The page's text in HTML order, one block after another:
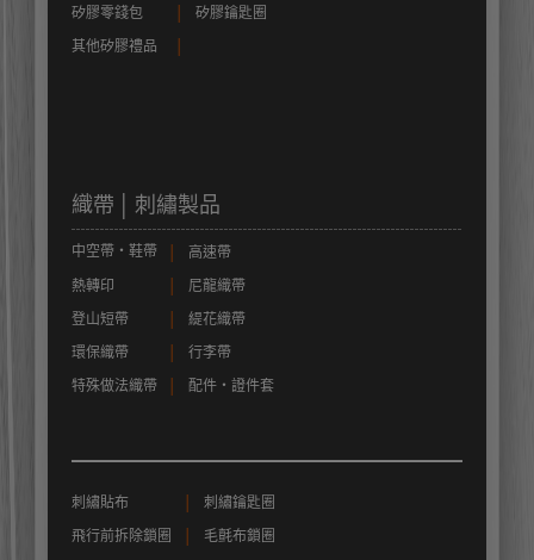
矽膠零錢包
矽膠鑰匙圈
其他矽膠禮品
織帶 │ 刺繡製品
中空帶‧鞋帶
高速帶
熱轉印
尼龍織帶
登山短帶
緹花織帶
環保織帶
行李帶
特殊做法織帶
配件‧證件套
刺繡貼布
刺繡鑰匙圈
飛行前拆除鎖圈
毛氈布鎖圈